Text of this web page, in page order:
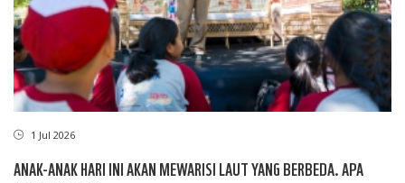
1 Jul 2026
ANAK-ANAK HARI INI AKAN MEWARISI LAUT YANG BERBEDA. APA